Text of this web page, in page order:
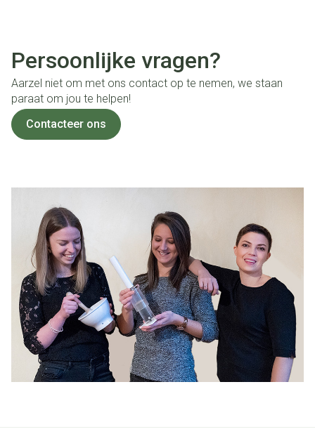
Persoonlijke vragen?
Aarzel niet om met ons contact op te nemen, we staan
paraat om jou te helpen!
Contacteer ons